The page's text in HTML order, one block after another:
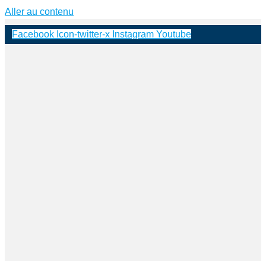
Aller au contenu
Facebook Icon-twitter-x Instagram Youtube